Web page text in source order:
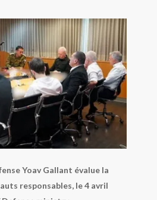
Yoav Gallant évalue la
responsables, le 4 avril